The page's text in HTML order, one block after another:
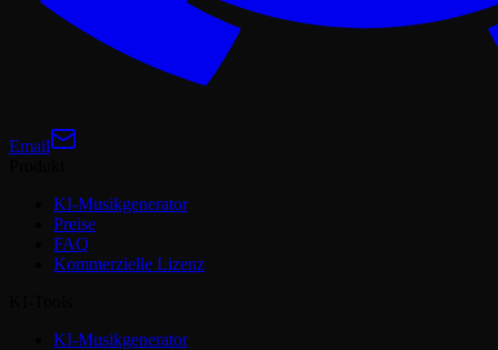
Email
KI-Musikgenerator
Preise
FAQ
Kommerzielle Lizenz
KI-Musikgenerator